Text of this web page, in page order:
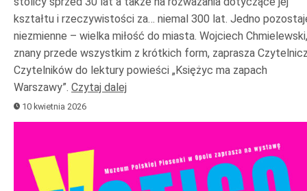
kształtu i rzeczywistości za… niemal 300 lat. Jedno
niezmienne – wielka miłość do miasta. Wojciech Chmielewski,
znany przede wszystkim z krótkich form, zaprasza
Czytelników do lektury powieści „Księżyc ma zapach
Warszawy”. Czytaj dalej
10 kwietnia 2026
dźwiękowych